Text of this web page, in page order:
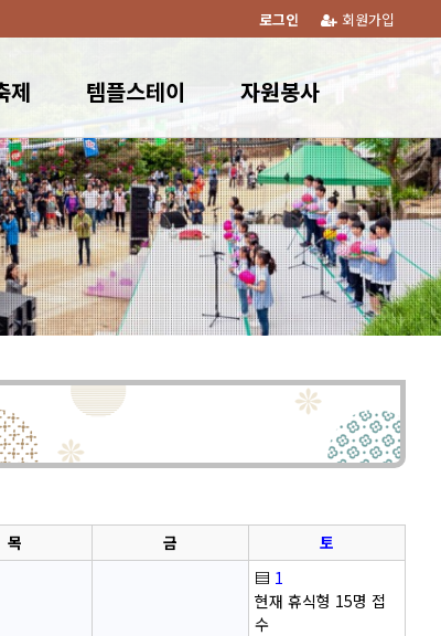
회원가입
로그인
제 템플스테이 자원봉사
목 금
토
▤ 1
현재 휴식형 15명 접
수